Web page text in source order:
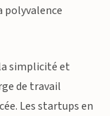
polyvalence
simplicité et
de travail
Les startups en